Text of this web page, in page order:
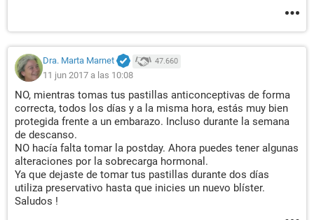
Dra. Marta Marnet 47.660
11 jun 2017 a las 10:08
NO, mientras tomas tus pastillas anticonceptivas de forma
correcta, todos los días y a la misma hora, estás muy bien
protegida frente a un embarazo. Incluso durante la semana
de descanso.
NO hacía falta tomar la postday. Ahora puedes tener algunas
alteraciones por la sobrecarga hormonal.
Ya que dejaste de tomar tus pastillas durante dos días
utiliza preservativo hasta que inicies un nuevo blíster.
Saludos !